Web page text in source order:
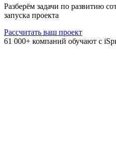
Разберём задачи по развитию
запуска проекта
Рассчитать ваш проект
61 000+ компаний обучают с